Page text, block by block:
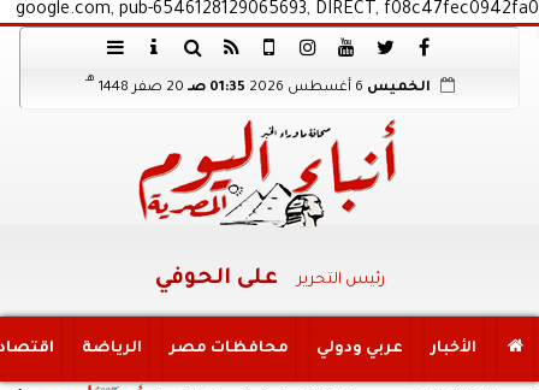
google.com, pub-6546128129065693, DIRECT, f08c47fec0942fa0
الخميس 01:35 صـ 20 صفر 1448
هـ
رئيس التحرير على الحوفي
الأخبار عربي ودولي محافظات مصر الرياضة